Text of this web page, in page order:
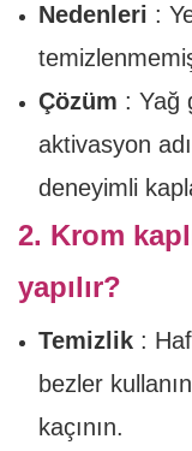
Nedenleri :
Çözüm : Yağ
aktivasyon
deneyimli
2. Krom
yapılır?
Temizlik:
bezler
kaçının.